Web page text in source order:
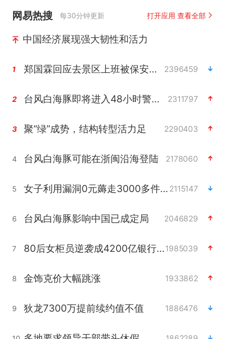
网易热搜 每30分钟更新 打开应用 查看全部
中国经济展现强大韧性和活力
1 郑国霖回应去景区上班被保安拦下 2396459
2 台风白海豚即将进入48小时警戒线 2311797
3 聚“绿”成势，结构转型活力足 2290403
4 台风白海豚可能在浙闽沿海登陆 2178060
5 女子利用漏洞0元薅走3000多件家电 2115147
6 台风白海豚影响中国已成定局 2046829
7 80后女柜员逆袭成4200亿银行副行长1985039
8 金饰克价大幅跳涨 1933862
9 狄龙7300万提前续约值不值 1886476